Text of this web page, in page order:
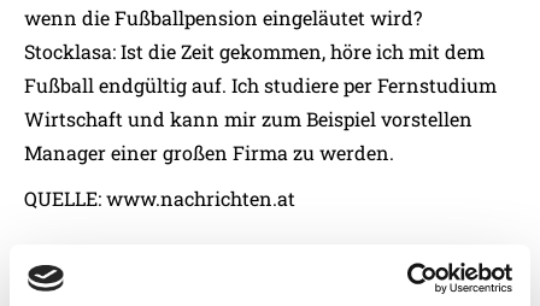
wenn die Fußballpension eingeläutet wird?
Stocklasa: Ist die Zeit gekommen, höre ich mit dem
Fußball endgültig auf. Ich studiere per Fernstudium
Wirtschaft und kann mir zum Beispiel vorstellen
Manager einer großen Firma zu werden.
QUELLE:www.nachrichten.at